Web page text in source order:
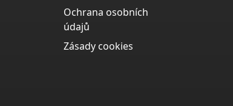
Ochrana osobních
údajů
Zásady cookies